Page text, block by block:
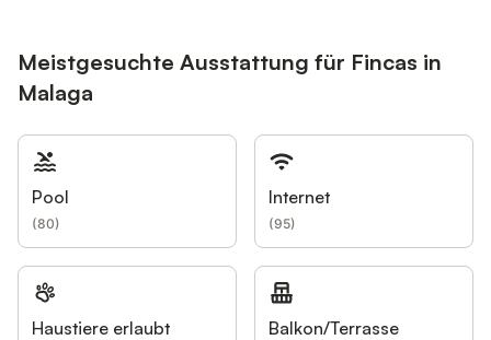
Meistgesuchte Ausstattung für Fincas in
Malaga
Pool
(80)
Internet
(95)
Haustiere erlaubt Balkon/Terrasse